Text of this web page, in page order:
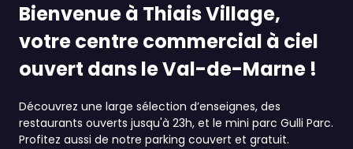
Bienvenue à Thiais Village,
votre centre commercial à ciel
ouvert dans le Val-de-Marne !
Découvrez une large sélection d’enseignes, des
restaurants ouverts jusqu'à 23h, et le mini parc Gulli Parc.
Profitez aussi de notre parking couvert et gratuit.